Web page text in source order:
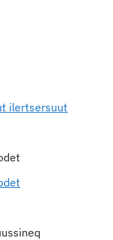
ilertsersuut